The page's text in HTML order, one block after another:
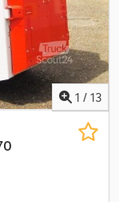
/ TRANSPORT
EXPORT
Dcodpfx Asxm
1 / 13